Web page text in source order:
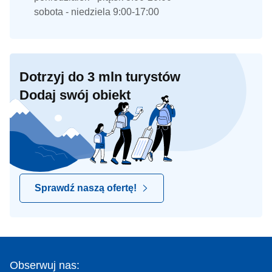
sobota - niedziela 9:00-17:00
Dotrzyj do 3 mln turystów
Dodaj swój obiekt
Sprawdź naszą ofertę!
Obserwuj nas: